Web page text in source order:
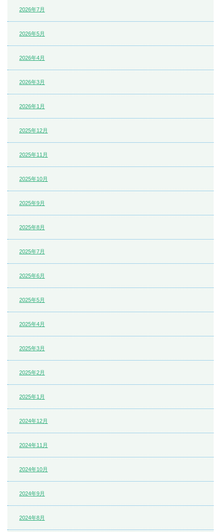
2026年7月
2026年5月
2026年4月
2026年3月
2026年1月
2025年12月
2025年11月
2025年10月
2025年9月
2025年8月
2025年7月
2025年6月
2025年5月
2025年4月
2025年3月
2025年2月
2025年1月
2024年12月
2024年11月
2024年10月
2024年9月
2024年8月